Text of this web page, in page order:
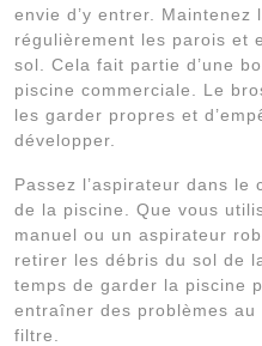
envie d’y entrer.
régulièrement les parois et
sol. Cela fait partie d’une
piscine commerciale. Le
les garder propres et
développer.
Passez l’aspirateur dans le
de la piscine. Que vous
manuel ou un aspirateur
retirer les débris du sol de
temps de garder la piscine
entraîner des problèmes
filtre.